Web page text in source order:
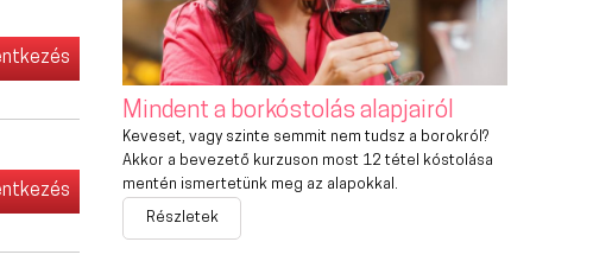
Mindent a borkóstolás alapjairól
Keveset, vagy szinte semmit nem tudsz a borokról?
Akkor a bevezető kurzuson most 12 tétel kóstolása
mentén ismertetünk meg az alapokkal.
Részletek